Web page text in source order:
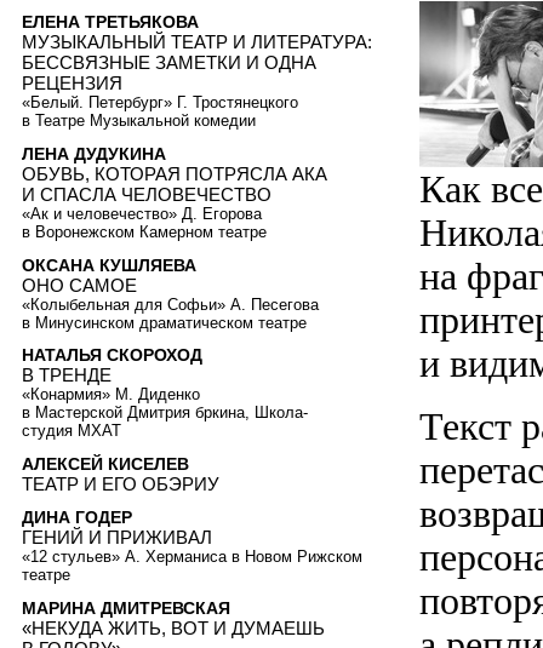
Как
на
и
Текст
ЕЛЕНА ТРЕТЬЯКОВА
МУЗЫКАЛЬНЫЙ ТЕАТР И ЛИТЕРАТУРА:
БЕССВЯЗНЫЕ ЗАМЕТКИ И ОДНА
РЕЦЕНЗИЯ
«Белый. Петербург» Г. Тростянецкого
в Театре Музыкальной комедии
ЛЕНА ДУДУКИНА
ОБУВЬ, КОТОРАЯ ПОТРЯСЛА АКА
И СПАСЛА ЧЕЛОВЕЧЕСТВО
«Ак и человечество» Д. Егорова
в Воронежском Камерном театре
ОКСАНА КУШЛЯЕВА
ОНО САМОЕ
«Колыбельная для Софьи» А. Песегова
в Минусинском драматическом театре
НАТАЛЬЯ СКОРОХОД
В ТРЕНДЕ
«Конармия» М. Диденко
в Мастерской Дмитрия бркина, Школа-
студия МХАТ
АЛЕКСЕЙ КИСЕЛЕВ
ТЕАТР И ЕГО ОБЭРИУ
ДИНА ГОДЕР
ГЕНИЙ И ПРИЖИВАЛ
«12 стульев» А. Херманиса в Новом Рижском
театре
МАРИНА ДМИТРЕВСКАЯ
«НЕКУДА ЖИТЬ, ВОТ И ДУМАЕШЬ